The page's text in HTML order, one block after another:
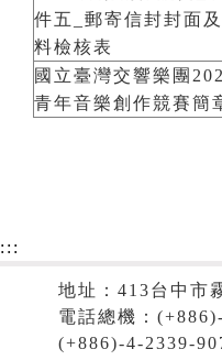
件五_郵寄信封封面
料檢核表
國立臺灣交響樂團
青年音樂創作競賽簡
:::
地址：413台中市
電話總機：
(+886)-4-2339-